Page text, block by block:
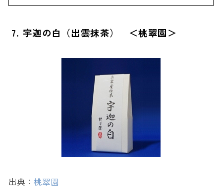
7. 宇迦の白（出雲抹茶） ＜桃翠園＞
出典： 桃翠園